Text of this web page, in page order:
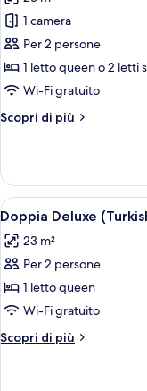
per
Doppia
panoramica
1 camera
Per 2 persone
1 letto queen o 2 letti
Wi-Fi gratuito
Scopri di più
Altri
panoramica
Apri
tutte
le
foto
per
Doppia
Deluxe
(Turkish
6
Doppia Deluxe
23 m²
Per 2 persone
1 letto queen
Wi-Fi gratuito
Scopri di più
Altri